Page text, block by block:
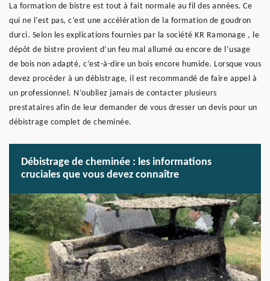
La formation de bistre est tout à fait normale au fil des années. Ce
qui ne l’est pas, c’est une accélération de la formation de goudron
durci. Selon les explications fournies par la société KR Ramonage , le
dépôt de bistre provient d’un feu mal allumé ou encore de l’usage
de bois non adapté, c’est-à-dire un bois encore humide. Lorsque vous
devez procéder à un débistrage, il est recommandé de faire appel à
un professionnel. N’oubliez jamais de contacter plusieurs
prestataires afin de leur demander de vous dresser un devis pour un
débistrage complet de cheminée.
Débistrage de cheminée : les informations
cruciales que vous devez connaître